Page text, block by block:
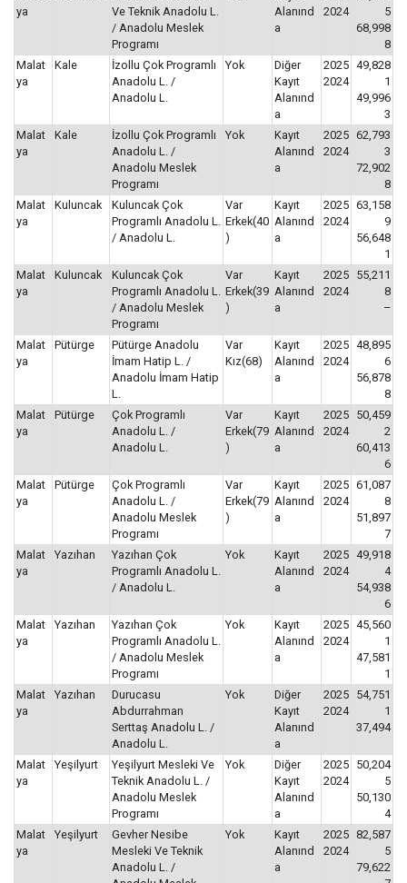
ya
Ve Teknik Anadolu L.
/ Anadolu Meslek
Programı
Alanınd
a
2024
5
68,998
8
Malat
ya
Kale
İzollu Çok Programlı
Anadolu L. /
Anadolu L.
Yok
Diğer
Kayıt
Alanınd
a
2025
2024
49,828
1
49,996
3
Malat
ya
Kale
İzollu Çok Programlı
Anadolu L. /
Anadolu Meslek
Programı
Yok
Kayıt
Alanınd
a
2025
2024
62,793
3
72,902
8
Malat
ya
Kuluncak
Kuluncak Çok
Programlı Anadolu L.
/ Anadolu L.
Var
Erkek(40
)
Kayıt
Alanınd
a
2025
2024
63,158
9
56,648
1
Malat
ya
Kuluncak
Kuluncak Çok
Programlı Anadolu L.
/ Anadolu Meslek
Programı
Var
Erkek(39
)
Kayıt
Alanınd
a
2025
2024
55,211
8
–
Malat
ya
Pütürge
Pütürge Anadolu
İmam Hatip L. /
Anadolu İmam Hatip
L.
Var
Kız(68)
Kayıt
Alanınd
a
2025
2024
48,895
6
56,878
8
Malat
ya
Pütürge
Çok Programlı
Anadolu L. /
Anadolu L.
Var
Erkek(79
)
Kayıt
Alanınd
a
2025
2024
50,459
2
60,413
6
Malat
ya
Pütürge
Çok Programlı
Anadolu L. /
Anadolu Meslek
Programı
Var
Erkek(79
)
Kayıt
Alanınd
a
2025
2024
61,087
8
51,897
7
Malat
ya
Yazıhan
Yazıhan Çok
Programlı Anadolu L.
/ Anadolu L.
Yok
Kayıt
Alanınd
a
2025
2024
49,918
4
54,938
6
Malat
ya
Yazıhan
Yazıhan Çok
Programlı Anadolu L.
/ Anadolu Meslek
Programı
Yok
Kayıt
Alanınd
a
2025
2024
45,560
1
47,581
1
Malat
ya
Yazıhan
Durucasu
Abdurrahman
Serttaş Anadolu L. /
Anadolu L.
Yok
Diğer
Kayıt
Alanınd
a
2025
2024
54,751
1
37,494
Malat
ya
Yeşilyurt
Yeşilyurt Mesleki Ve
Teknik Anadolu L. /
Anadolu Meslek
Programı
Yok
Diğer
Kayıt
Alanınd
a
2025
2024
50,204
5
50,130
4
Malat
ya
Yeşilyurt
Gevher Nesibe
Mesleki Ve Teknik
Anadolu L. /
Yok
Kayıt
Alanınd
a
2025
2024
82,587
5
79,622